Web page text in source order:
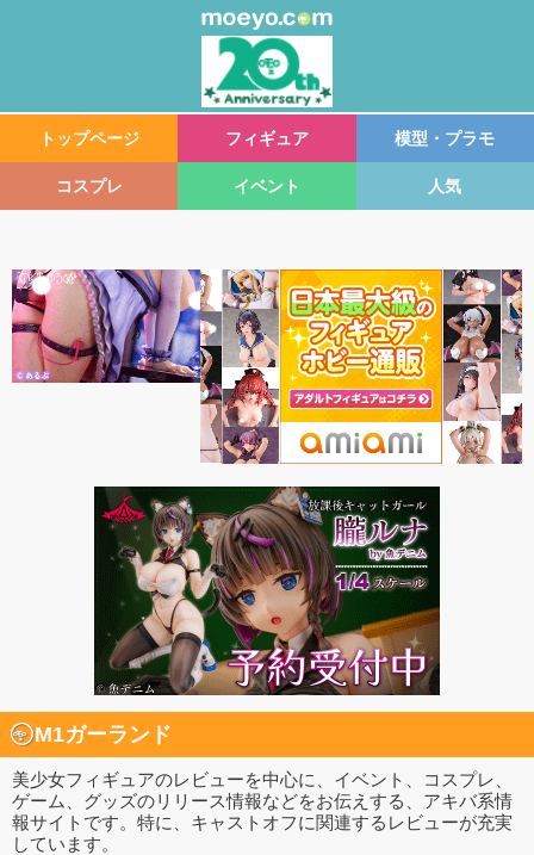
トップページ フィギュア 模型・プラモ
コスプレ イベント 人気
M1ガーランド
美少女フィギュアのレビューを中心に、イベント、コスプレ、
ゲーム、グッズのリリース情報などをお伝えする、アキバ系情
報サイトです。特に、キャストオフに関連するレビューが充実
しています。